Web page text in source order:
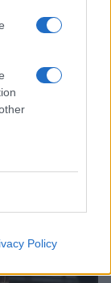
Policy
gym lips